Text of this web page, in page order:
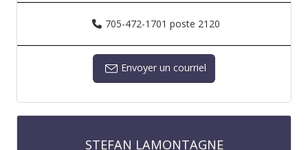
705-472-1701 poste 2120
Envoyer un courriel
STEFAN LAMONTAGNE